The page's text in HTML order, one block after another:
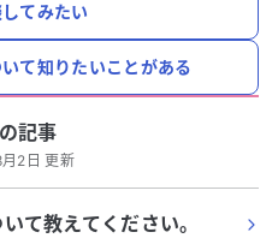
てみたい
て知りたいことがある
記事
2日 更新
て教えてください。